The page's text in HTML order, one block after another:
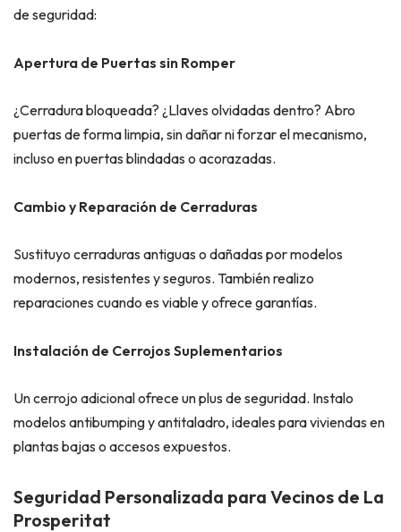
de seguridad:
Apertura de Puertas sin Romper
¿Cerradura bloqueada? ¿Llaves olvidadas dentro? Abro
puertas de forma limpia, sin dañar ni forzar el mecanismo,
incluso en puertas blindadas o acorazadas.
Cambio y Reparación de Cerraduras
Sustituyo cerraduras antiguas o dañadas por modelos
modernos, resistentes y seguros. También realizo
reparaciones cuando es viable y ofrece garantías.
Instalación de Cerrojos Suplementarios
Un cerrojo adicional ofrece un plus de seguridad. Instalo
modelos antibumping y antitaladro, ideales para viviendas en
plantas bajas o accesos expuestos.
Seguridad Personalizada para Vecinos de La
Prosperitat